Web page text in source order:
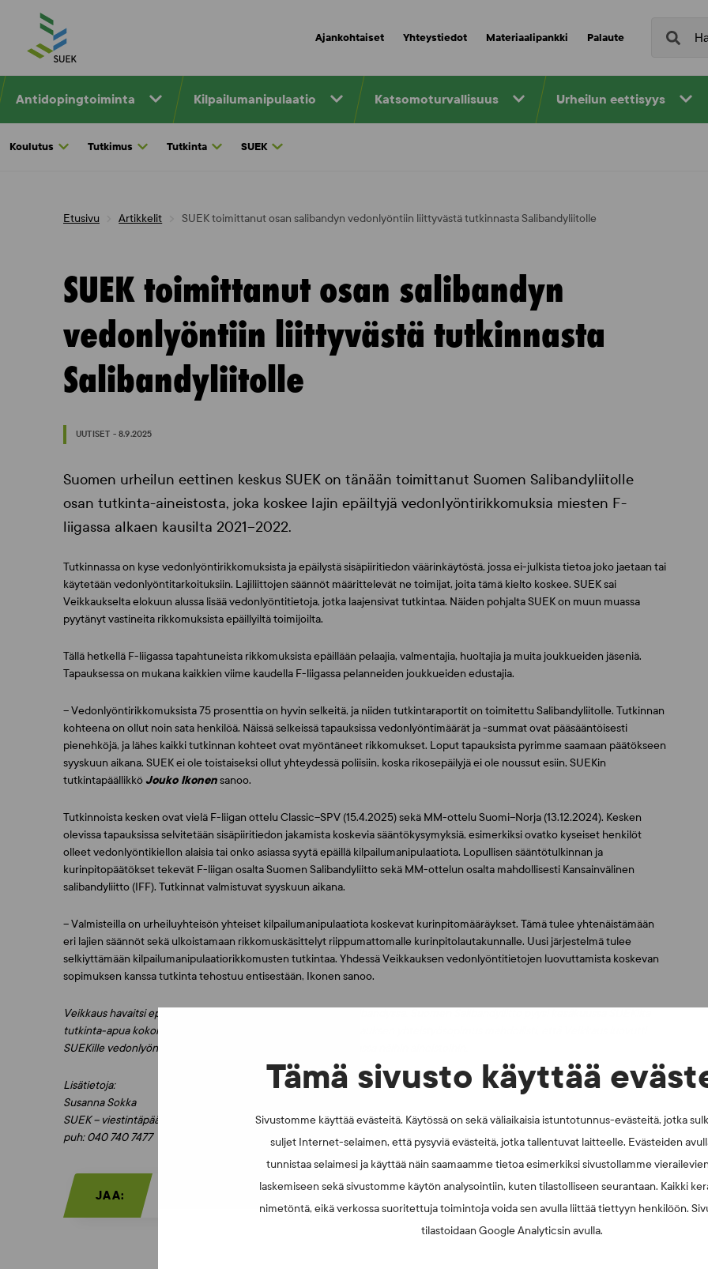
Tämä sivusto käyttää
Sivustomme käyttää evästeitä. Käytössä on sekä väliaikaisia istuntotunnus-evästeitä, jotka
suljet Internet-selaimen, että pysyviä evästeitä, jotka tallentuvat laitteelle. Evästeiden
tunnistaa selaimesi ja käyttää näin saamaamme tietoa esimerkiksi sivustollamme
laskemiseen sekä sivustomme käytön analysointiin, kuten tilastolliseen seurantaan. Kaikki
nimetöntä, eikä verkossa suoritettuja toimintoja voida sen avulla liittää tiettyyn henkilöön.
tilastoidaan Google Analyticsin avulla.
content
Ajankohtaiset Yhteystiedot Materiaalipankki Palaute
Antidopingtoiminta Kilpailumanipulaatio Katsomoturvallisuus Urheilun eettisyys
Koulutus Tutkimus Tutkinta SUEK
Etusivu Artikkelit SUEK toimittanut osan salibandyn vedonlyöntiin liittyvästä tutkinnasta Salibandyliitolle
SUEK toimittanut osan salibandyn
vedonlyöntiin liittyvästä tutkinnasta
Salibandyliitolle
UUTISET - 8.9.2025
Suomen urheilun eettinen keskus SUEK on tänään toimittanut Suomen Salibandyliitolle
osan tutkinta-aineistosta, joka koskee lajin epäiltyjä vedonlyöntirikkomuksia miesten F-
liigassa alkaen kausilta 2021–2022.
Tutkinnassa on kyse vedonlyöntirikkomuksista ja epäilystä sisäpiiritiedon väärinkäytöstä, jossa ei-julkista tietoa joko jaetaan tai
käytetään vedonlyöntitarkoituksiin. Lajiliittojen säännöt määrittelevät ne toimijat, joita tämä kielto koskee. SUEK sai
Veikkaukselta elokuun alussa lisää vedonlyöntitietoja, jotka laajensivat tutkintaa. Näiden pohjalta SUEK on muun muassa
pyytänyt vastineita rikkomuksista epäillyiltä toimijoilta.
Tällä hetkellä F-liigassa tapahtuneista rikkomuksista epäillään pelaajia, valmentajia, huoltajia ja muita joukkueiden jäseniä.
Tapauksessa on mukana kaikkien viime kaudella F-liigassa pelanneiden joukkueiden edustajia.
– Vedonlyöntirikkomuksista 75 prosenttia on hyvin selkeitä, ja niiden tutkintaraportit on toimitettu Salibandyliitolle. Tutkinnan
kohteena on ollut noin sata henkilöä. Näissä selkeissä tapauksissa vedonlyöntimäärät ja -summat ovat pääsääntöisesti
pienehköjä, ja lähes kaikki tutkinnan kohteet ovat myöntäneet rikkomukset. Loput tapauksista pyrimme saamaan päätökseen
syyskuun aikana. SUEK ei ole toistaiseksi ollut yhteydessä poliisiin, koska rikosepäilyjä ei ole noussut esiin, SUEKin
tutkintapäällikköJouko Ikonensanoo.
Tutkinnoista kesken ovat vielä F-liigan ottelu Classic–SPV (15.4.2025) sekä MM-ottelu Suomi–Norja (13.12.2024). Kesken
olevissa tapauksissa selvitetään sisäpiiritiedon jakamista koskevia sääntökysymyksiä, esimerkiksi ovatko kyseiset henkilöt
olleet vedonlyöntikiellon alaisia tai onko asiassa syytä epäillä kilpailumanipulaatiota. Lopullisen sääntötulkinnan ja
kurinpitopäätökset tekevät F-liigan osalta Suomen Salibandyliitto sekä MM-ottelun osalta mahdollisesti Kansainvälinen
salibandyliitto (IFF). Tutkinnat valmistuvat syyskuun aikana.
– Valmisteilla on urheiluyhteisön yhteiset kilpailumanipulaatiota koskevat kurinpitomääräykset. Tämä tulee yhtenäistämään
eri lajien säännöt sekä ulkoistamaan rikkomuskäsittelyt riippumattomalle kurinpitolautakunnalle. Uusi järjestelmä tulee
selkiyttämään kilpailumanipulaatiorikkomusten tutkintaa. Yhdessä Veikkauksen vedonlyöntitietojen luovuttamista koskevan
sopimuksen kanssa tutkinta tehostuu entisestään, Ikonen sanoo.
Veikkaus havaitsi epäilyttävää vedonlyöntiä suomalaisessa salibandyssa. Suomen Salibandyliitto pyysi kesäkuussa SUEKilta
tutkinta-apua kokonaisuuden selvittämiseksi. SUEKin ja Veikkauksen yhteistyösopimus mahdollisti, että Veikkaus luovutti
SUEKille vedonlyöntitietoja. SUEKin tutkinta perustuu pääasiassa näihin aineistoihin.
Lisätietoja:
Susanna Sokka
SUEK – viestintäpäällikkö
puh: 040 740 7477
JAA: